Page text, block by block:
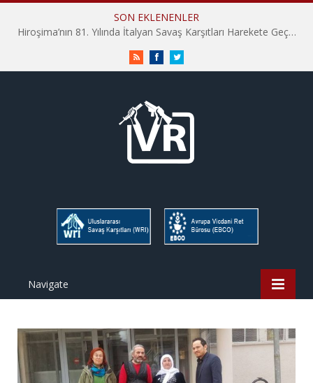
SON EKLENENLER
Hiroşima’nın 81. Yılında İtalyan Savaş Karşıtları Harekete Geçti: “Hatırlamak yeterli değil”
RSS FacebookTwitter
Navigate